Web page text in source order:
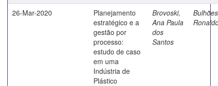
26-Mar-2020
Planejamento
estratégico e a
gestão por
processo:
estudo de caso
em uma
Indústria de
Plástico
Brovoski,
Ana Paula
dos
Santos